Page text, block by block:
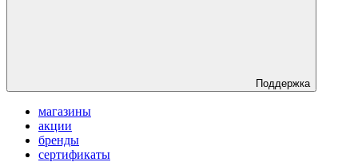
Поддержка
магазины
акции
бренды
сертификаты